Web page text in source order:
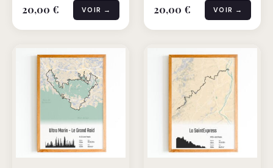
20,00 € VOIR → 20,00 € VOIR →